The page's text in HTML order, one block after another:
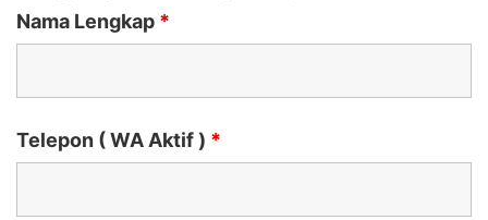
Nama Lengkap *
Telepon ( WA Aktif ) *